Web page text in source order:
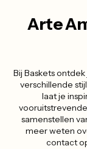
Arte
Bij Baskets
verschillende
laat je
samenstellen
meer weten
contact